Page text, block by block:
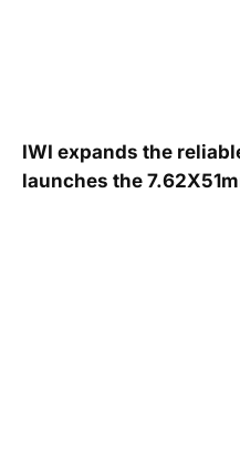
IWI expands the
launches the